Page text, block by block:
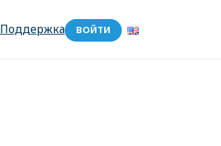
Поддержка ВОЙТИ